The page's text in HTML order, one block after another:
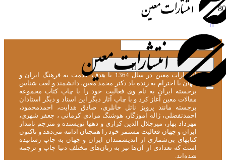
انتشارات معین در سال 1364 با هدف خدمت به فرهنگ ایران و
جهان با احترام به زنده یاد دکتر محمد معین، دانشمند و لغت شناس
برجسته ایران به نام وی فعالیت خود را با چاپ کتاب مجموعه
مقالات معین آغاز کرد و با چاپ آثار دیگر این استاد و دیگر استادان
برجسته مانند پرویز ناتل خانلری، صادق هدایت، احمدمحمود،
احمدتفضلی، ژاله آموزگار، هوشنگ مرادی کرمانی ، جعفر شهری،
مهرداد بهار، میرجلال الدین کزازی و دهها نویسنده و مترجم نامدار
ایران و جهان فعالیت مستمر خود را همچنان ادامه می‌دهد و تاکنون
کتابهای بی‌شماری از اندیشمندان ایران و جهان به چاپ رسانیده
است که تعدادی از آن‌ها نیز به زبان‌های مختلف دنیا چاپ و ترجمه
شده‌اند.